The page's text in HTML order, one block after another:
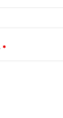
*